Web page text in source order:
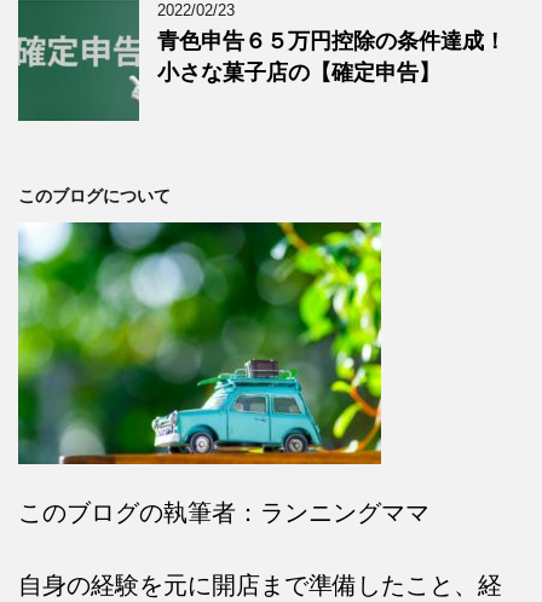
2022/02/23
青色申告６５万円控除の条件達成！
小さな菓子店の【確定申告】
このブログについて
このブログの執筆者：ランニングママ
自身の経験を元に開店まで準備したこと、経